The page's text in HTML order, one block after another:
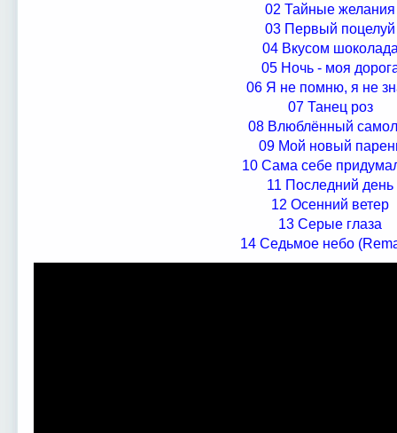
02 Тайные желания
03 Первый поцелуй
04 Вкусом
05 Ночь - моя
06 Я не помню, я не
07 Танец роз
08 Влюблённый
09 Мой новый
10 Сама себе
11 Последний день
12 Осенний ветер
13 Серые глаза
14 Седьмое небо